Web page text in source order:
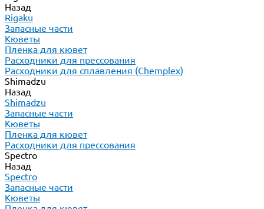
Назад
Rigaku
Запасные части
Кюветы
Пленка для кювет
Расходники для прессования
Расходники для сплавления (Chemplex)
Shimadzu
Назад
Shimadzu
Запасные части
Кюветы
Пленка для кювет
Расходники для прессования
Spectro
Назад
Spectro
Запасные части
Кюветы